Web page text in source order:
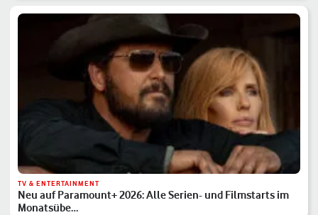
TV & ENTERTAINMENT
Neu auf Paramount+ 2026: Alle Serien- und Filmstarts im
Monatsübe…